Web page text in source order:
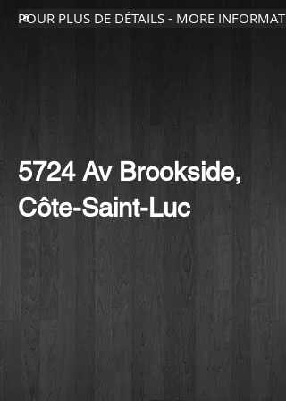
POUR PLUS DE DÉTAILS - MORE
5724 Av Brookside,
Côte-Saint-Luc